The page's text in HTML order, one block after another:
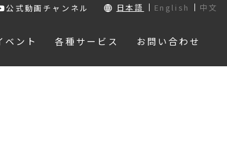
公式動画チャンネル 日本語 English 中文
ベント 各種サービス お問い合わせ